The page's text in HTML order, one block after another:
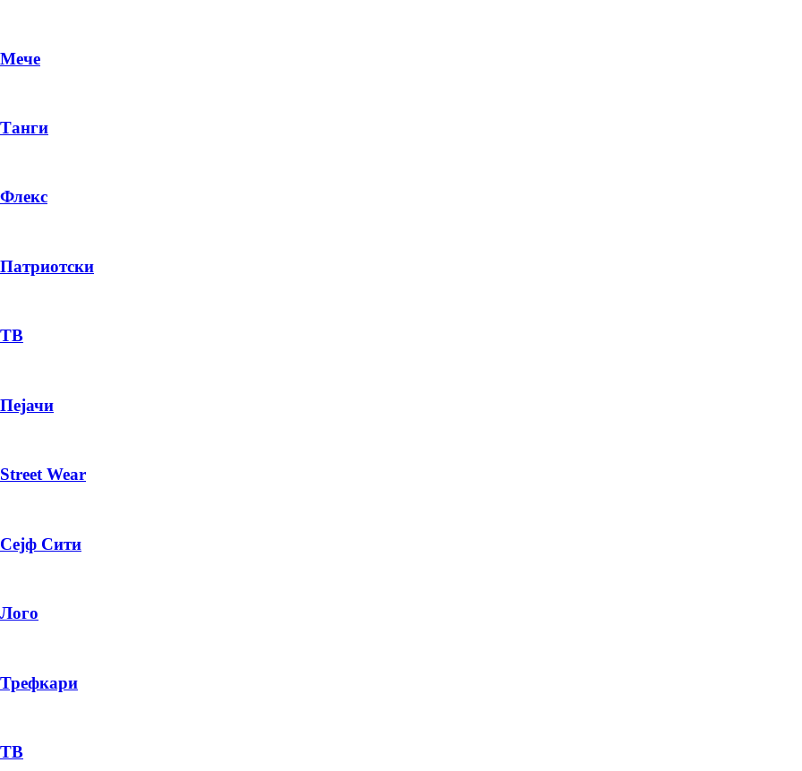
Мече
Танги
Флекс
Патриотски
ТВ
Пејачи
Street Wear
Сејф Сити
Лого
Трефкари
ТВ